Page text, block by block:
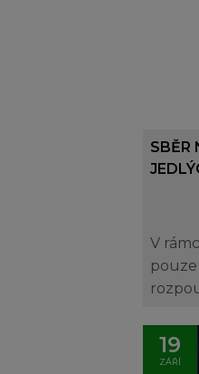
SBĚR
V
pouze
19
ZÁŘÍ